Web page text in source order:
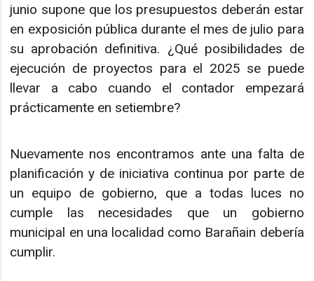
junio supone que los presupuestos deberán estar
en exposición pública durante el mes de julio para
su aprobación definitiva. ¿Qué posibilidades de
ejecución de proyectos para el 2025 se puede
llevar a cabo cuando el contador empezará
prácticamente en setiembre?
Nuevamente nos encontramos ante una falta de
planificación y de iniciativa continua por parte de
un equipo de gobierno, que a todas luces no
cumple las necesidades que un gobierno
municipal en una localidad como Barañain debería
cumplir.